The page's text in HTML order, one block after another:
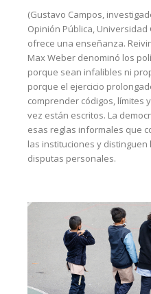
(Gustavo Campos,
Opinión Pública,
ofrece una enseñanza.
Max Weber denominó los
porque sean infalibles ni
porque el ejercicio
comprender códigos, límites
vez están escritos. La
esas reglas informales que
las instituciones y
disputas personales.